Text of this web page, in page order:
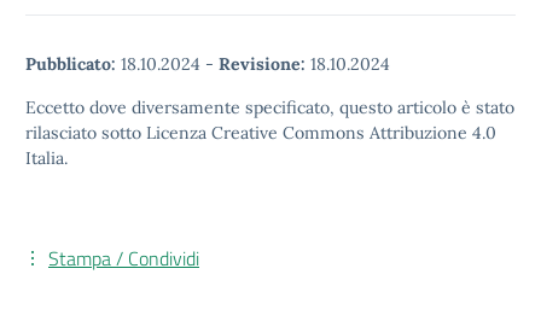
Pubblicato: 18.10.2024 - Revisione: 18.10.2024
Eccetto dove diversamente specificato, questo articolo è stato
rilasciato sotto Licenza Creative Commons Attribuzione 4.0
Italia.
Stampa / Condividi